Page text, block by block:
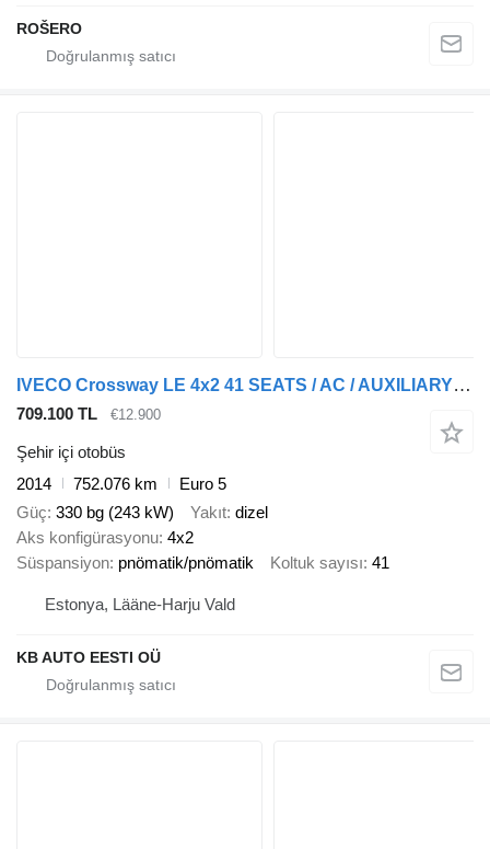
ROŠERO
IVECO Crossway LE 4x2 41 SEATS / AC / AUXILIARY HEATING
709.100 TL €12.900
Şehir içi otobüs
2014
752.076 km
Euro 5
Güç 330 bg (243 kW) Yakıt dizel
Aks konfigürasyonu 4x2
Süspansiyon pnömatik/pnömatik Koltuk sayısı 41
Estonya, Lääne-Harju Vald
KB AUTO EESTI OÜ